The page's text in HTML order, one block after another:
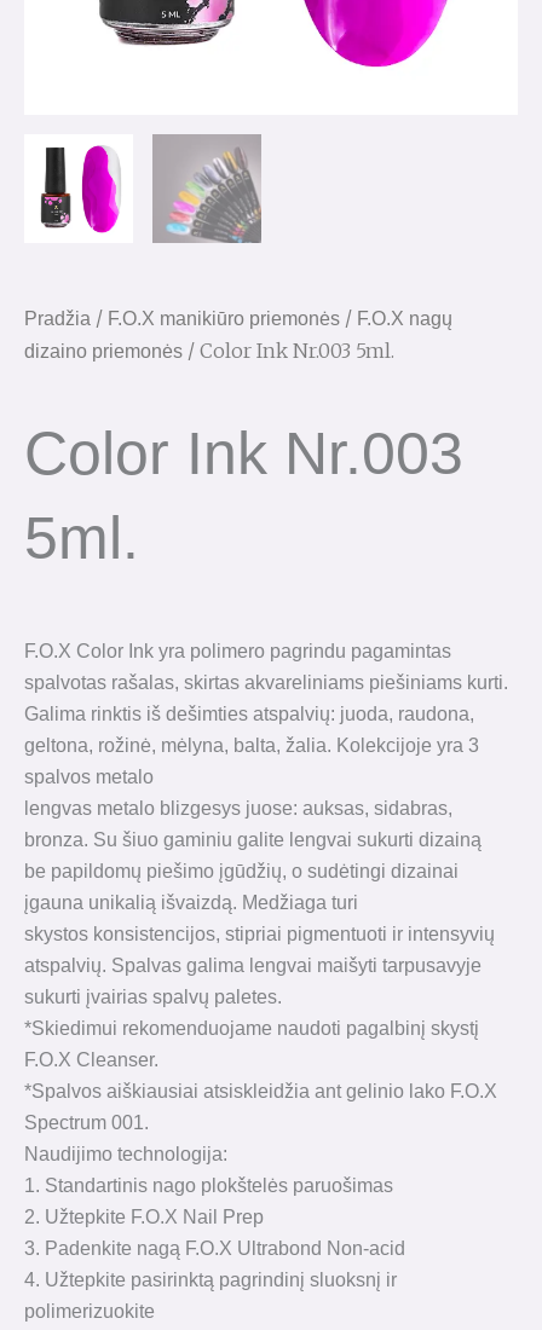
Pradžia / F.O.X manikiūro priemonės / F.O.X nagų
dizaino priemonės / Color Ink Nr.003 5ml.
Color Ink Nr.003
5ml.
F.O.X Color Ink yra polimero pagrindu pagamintas
spalvotas rašalas, skirtas akvareliniams piešiniams kurti.
Galima rinktis iš dešimties atspalvių: juoda, raudona,
geltona, rožinė, mėlyna, balta, žalia. Kolekcijoje yra 3
spalvos metalo
lengvas metalo blizgesys juose: auksas, sidabras,
bronza. Su šiuo gaminiu galite lengvai sukurti dizainą
be papildomų piešimo įgūdžių, o sudėtingi dizainai
įgauna unikalią išvaizdą. Medžiaga turi
skystos konsistencijos, stipriai pigmentuoti ir intensyvių
atspalvių. Spalvas galima lengvai maišyti tarpusavyje
sukurti įvairias spalvų paletes.
*Skiedimui rekomenduojame naudoti pagalbinį skystį
F.O.X Cleanser.
*Spalvos aiškiausiai atsiskleidžia ant gelinio lako F.O.X
Spectrum 001.
Naudijimo technologija:
1. Standartinis nago plokštelės paruošimas
2. Užtepkite F.O.X Nail Prep
3. Padenkite nagą F.O.X Ultrabond Non-acid
4. Užtepkite pasirinktą pagrindinį sluoksnį ir
polimerizuokite